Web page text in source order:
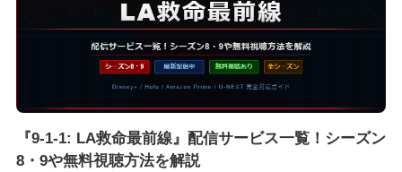
『9-1-1: LA救命最前線』配信サービス一覧！シーズン
8・9や無料視聴方法を解説